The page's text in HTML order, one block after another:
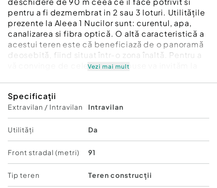
pentru a fi dezmembrat in 2 sau 3 loturi. Utilitățile
prezente la Aleea 1 Nucilor sunt: curentul, apa,
canalizarea si fibra optică. O altă caracteristică a
acestui teren este că beneficiază de o panoramă
deosebită, fiind situat într-o zona înaltă. Pentru a
vă convinge de cele mai sus spuse va invităm la
Id intern: P164358
Vezi mai mult
Specificații
Extravilan / Intravilan Intravilan
Utilități Da
Front stradal (metri) 91
Tip teren Teren construcții